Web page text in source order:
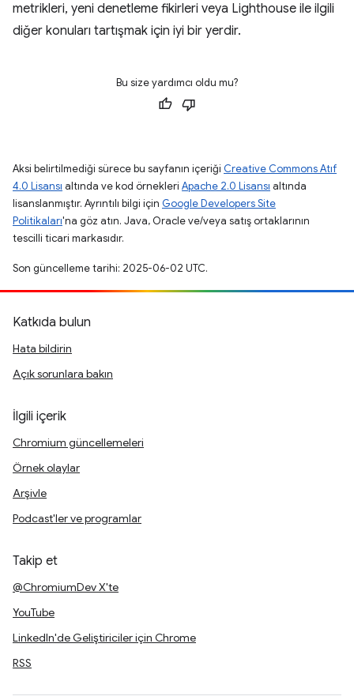
metrikleri, yeni denetleme fikirleri veya Lighthouse ile ilgili
diğer konuları tartışmak için iyi bir yerdir.
Bu size yardımcı oldu mu?
Aksi belirtilmediği sürece bu sayfanın içeriği Creative Commons Atıf
4.0 Lisansı altında ve kod örnekleri Apache 2.0 Lisansı altında
lisanslanmıştır. Ayrıntılı bilgi için Google Developers Site
Politikaları'na göz atın. Java, Oracle ve/veya satış ortaklarının
tescilli ticari markasıdır.
Son güncelleme tarihi: 2025-06-02 UTC.
Katkıda bulun
Hata bildirin
Açık sorunlara bakın
İlgili içerik
Chromium güncellemeleri
Örnek olaylar
Arşivle
Podcast'ler ve programlar
Takip et
@ChromiumDev X'te
YouTube
LinkedIn'de Geliştiriciler için Chrome
RSS